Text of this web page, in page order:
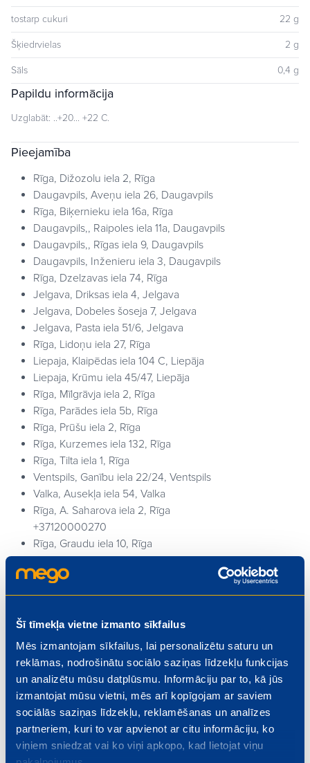
Šī tīmekļa vietne izmanto sīkfailus
Mēs izmantojam sīkfailus, lai personalizētu saturu un
reklāmas, nodrošinātu sociālo saziņas līdzekļu funkcijas
un analizētu mūsu datplūsmu. Informāciju par to, kā jūs
izmantojat mūsu vietni, mēs arī kopīgojam ar saviem
sociālās saziņas līdzekļu, reklamēšanas un analīzes
partneriem, kuri to var apvienot ar citu informāciju, ko
viņiem sniedzat vai ko viņi apkopo, kad lietojat viņu
tostarp cukuri 22 g
Šķiedrvielas 2 g
Sāls 0,4 g
Papildu informācija
Uzglabāt: ..+20... +22 C.
Pieejamība
Rīga, Dižozolu iela 2, Rīga
Daugavpils, Aveņu iela 26, Daugavpils
Rīga, Biķernieku iela 16a, Rīga
Daugavpils,, Raipoles iela 11a, Daugavpils
Daugavpils,, Rīgas iela 9, Daugavpils
Daugavpils, Inženieru iela 3, Daugavpils
Rīga, Dzelzavas iela 74, Rīga
Jelgava, Driksas iela 4, Jelgava
Jelgava, Dobeles šoseja 7, Jelgava
Jelgava, Pasta iela 51/6, Jelgava
Rīga, Lidoņu iela 27, Rīga
Liepaja, Klaipēdas iela 104 C, Liepāja
Liepaja, Krūmu iela 45/47, Liepāja
Rīga, Mīlgrāvja iela 2, Rīga
Rīga, Parādes iela 5b, Rīga
Rīga, Prūšu iela 2, Rīga
Rīga, Kurzemes iela 132, Rīga
Rīga, Tilta iela 1, Rīga
Ventspils, Ganību iela 22/24, Ventspils
Valka, Ausekļa iela 54, Valka
Rīga, A. Saharova iela 2, Rīga
+37120000270
Rīga, Graudu iela 10, Rīga
Apmaksas un pasūtījuma izpildes nosacījumi
Pasūtījumu pieņem ne mazāk kā 48 stundas pirms
Samaksa tiek veikta veikalā, saņemot pasūtījumu.
Maksimālā iepriekšēja pasūtījuma summa ir līdz 100 eiro
(iesk. PVN).
Pasūtāmo pīrādziņu maksimālais svars ir 3 kg (katrā
veidā).
Papildu pasūtījuma detaļas var precizēt un saskaņot,
zvanot uz veikala tālruni, kurā plānots saņemt